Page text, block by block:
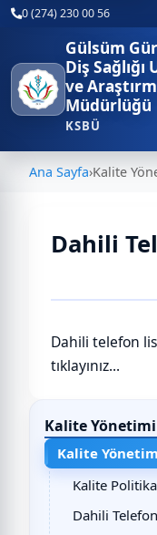
0 (274) 230 00 56
Gülsüm
Diş
ve
Müdürlüğü
KSBÜ
Ana Sayfa›Kalite
Dahili
Dahili telefon
tıklayınız...
Kalite Yönetimi
Kalite
Kalite
Dahili